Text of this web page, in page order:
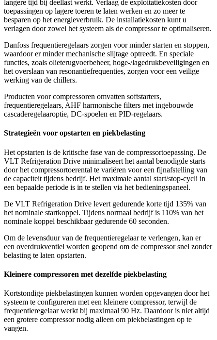
langere tijd bij deellast werkt. Verlaag de exploitatiekosten door
toepassingen op lagere toeren te laten werken en zo meer te
besparen op het energieverbruik. De installatiekosten kunt u
verlagen door zowel het systeem als de compressor te optimaliseren.
Danfoss frequentieregelaars zorgen voor minder starten en stoppen,
waardoor er minder mechanische slijtage optreedt. En speciale
functies, zoals olieterugvoerbeheer, hoge-/lagedrukbeveiligingen en
het overslaan van resonantiefrequenties, zorgen voor een veilige
werking van de chillers.
Producten voor compressoren omvatten softstarters,
frequentieregelaars, AHF harmonische filters met ingebouwde
cascaderegelaaroptie, DC-spoelen en PID-regelaars.
Strategieën voor opstarten en piekbelasting
Het opstarten is de kritische fase van de compressortoepassing. De
VLT Refrigeration Drive minimaliseert het aantal benodigde starts
door het compressortoerental te variëren voor een fijnafstelling van
de capaciteit tijdens bedrijf. Het maximale aantal start/stop-cycli in
een bepaalde periode is in te stellen via het bedieningspaneel.
De VLT Refrigeration Drive levert gedurende korte tijd 135% van
het nominale startkoppel. Tijdens normaal bedrijf is 110% van het
nominale koppel beschikbaar gedurende 60 seconden.
Om de levensduur van de frequentieregelaar te verlengen, kan er
een overdrukventiel worden geopend om de compressor snel zonder
belasting te laten opstarten.
Kleinere compressoren met dezelfde piekbelasting
Kortstondige piekbelastingen kunnen worden opgevangen door het
systeem te configureren met een kleinere compressor, terwijl de
frequentieregelaar werkt bij maximaal 90 Hz. Daardoor is niet altijd
een grotere compressor nodig alleen om piekbelastingen op te
vangen.